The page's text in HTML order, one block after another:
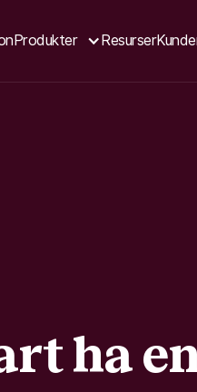
Produkter Resurser
ha